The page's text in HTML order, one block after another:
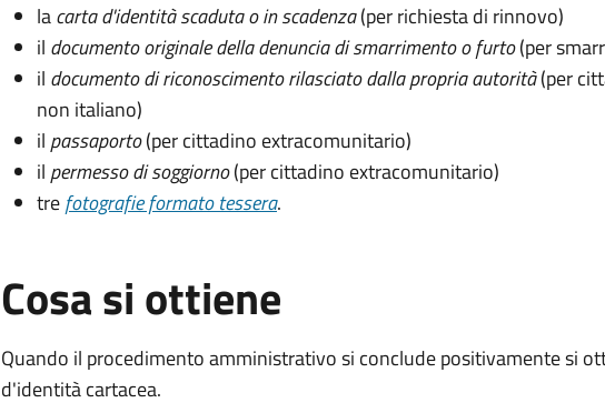
lacarta d'identità scaduta o in scadenza(per richiesta di rinnovo)
il documento originale della denuncia di smarrimento o furto(per
il documento di riconoscimento rilasciato dalla propria autorità(per
non italiano)
il passaporto(per cittadino extracomunitario)
il permesso di soggiorno(per cittadino extracomunitario)
trefotografie formato tessera.
Cosa si ottiene
Quando il procedimento amministrativo si conclude positivamente si
d'identità cartacea.